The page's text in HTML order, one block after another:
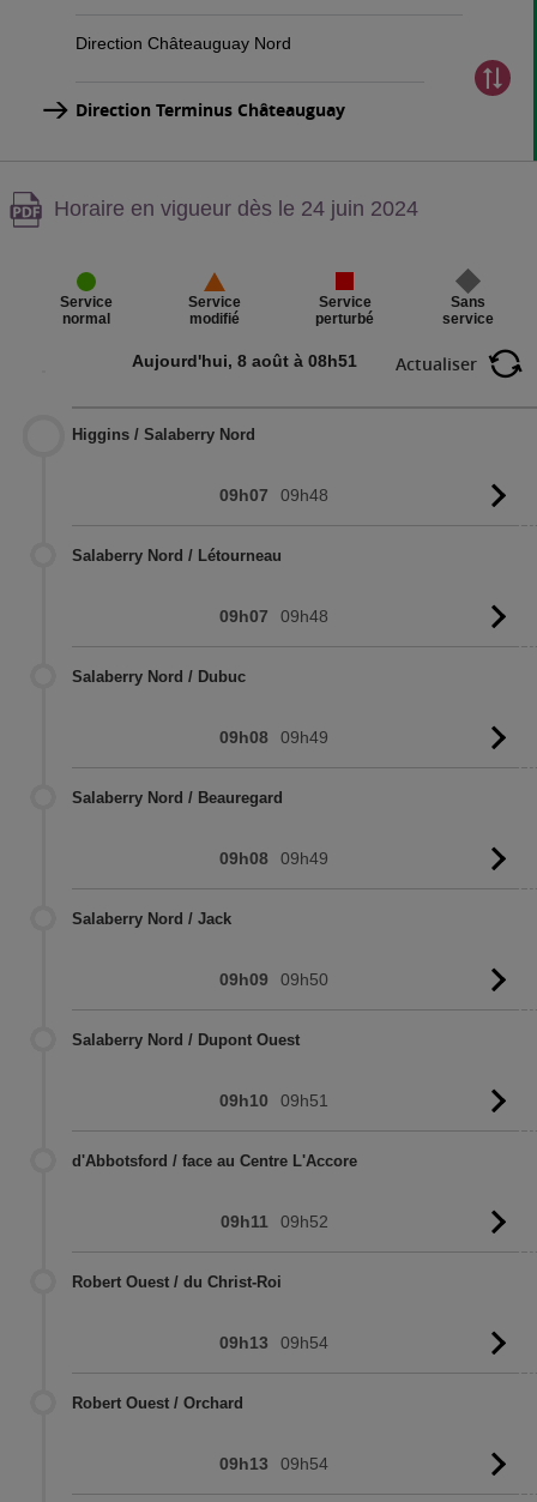
Direction Châteauguay Nord
Direction Terminus Châteauguay
Attention,
Horaire en vigueur dès le 24 juin 2024
Service
normal
Service
modifié
Service
perturbé
Sans
service
Aujourd'hui, 8 août à 08h51 Actualiser
Higgins / Salaberry Nord
09h07 09h48
Salaberry Nord / Létourneau
09h07 09h48
Salaberry Nord / Dubuc
09h08 09h49
Salaberry Nord / Beauregard
09h08 09h49
Salaberry Nord / Jack
09h09 09h50
Salaberry Nord / Dupont Ouest
09h10 09h51
d'Abbotsford / face au Centre L'Accore
09h11 09h52
Robert Ouest / du Christ-Roi
09h13 09h54
Robert Ouest / Orchard
09h13 09h54